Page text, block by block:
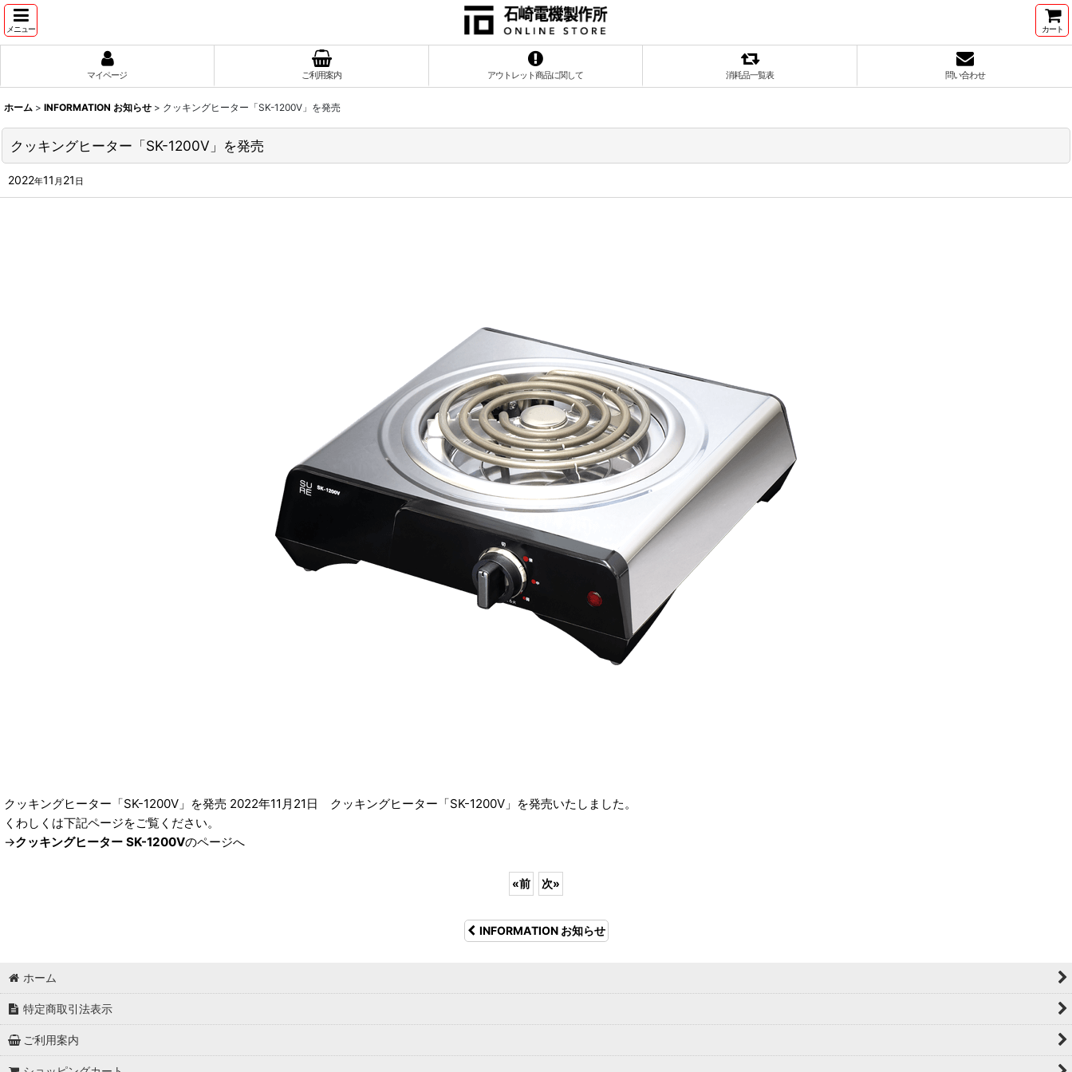
メニュー カート
マイページ ご利用案内 アウトレット商品に関して 消耗品一覧表 問い合わせ
ホーム > INFORMATION お知らせ > クッキングヒーター「SK-1200V」を発売
クッキングヒーター「SK-1200V」を発売
2022年11 月 21 日
クッキングヒーター「SK-1200V」を発売 2022年11月21日 クッキングヒーター「SK-1200V」を発売いたしました。
くわしくは下記ページをご覧ください。
→クッキングヒーター SK-1200Vのページへ
«前 次»
INFORMATION お知らせ
ホーム
特定商取引法表示
ご利用案内